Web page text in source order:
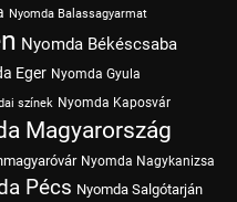
Nyomda Balassagyarmat
Nyomda Békéscsaba
Eger Nyomda Gyula
színek Nyomda Kaposvár
Magyarország
Nyomda Nagykanizsa
Pécs Nyomda Salgótarján